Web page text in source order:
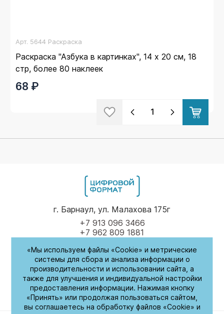
Арт. 5644 Раскраска
Раскраска "Азбука в картинках", 14 х 20 см, 18
стр, более 80 наклеек
68 ₽
+7 913 096 3466
+7 962 809 1881
г. Барнаул, ул. Малахова 175г
Пн-Пт 9.00 - 17.00
(обед с 14:00-14:30)
СБ-Вс
Выходные
«Мы используем файлы «Cookie» и метрические
системы для сбора и анализа информации о
производительности и использовании сайта, а
также для улучшения и индивидуальной настройки
предоставления информации. Нажимая кнопку
«Принять» или продолжая пользоваться сайтом,
вы соглашаетесь на обработку файлов «Cookie» и